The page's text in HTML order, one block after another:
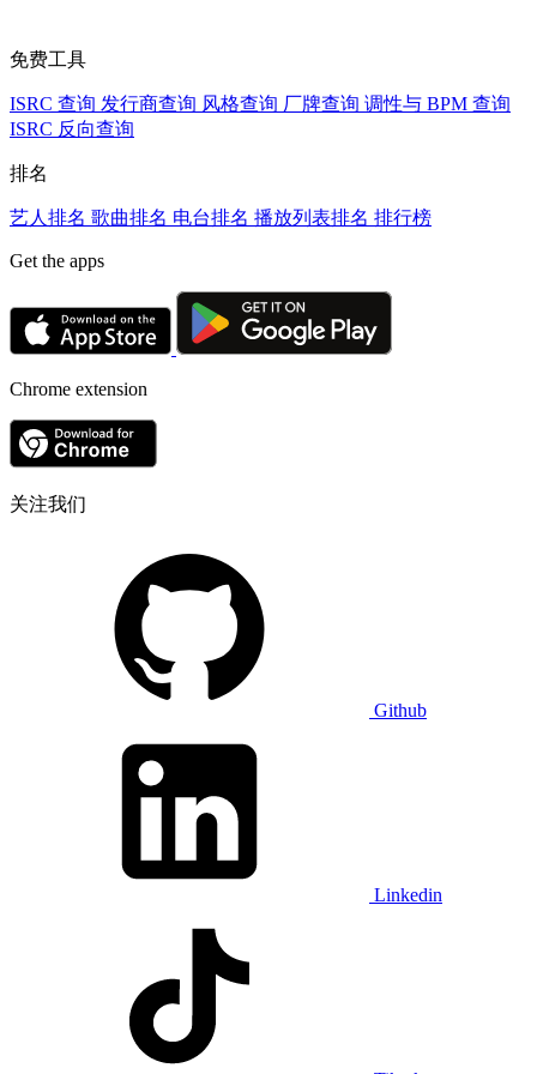
免费工具
ISRC 查询 发行商查询 风格查询 厂牌查询 调性与 BPM 查询
ISRC 反向查询
排名
艺人排名 歌曲排名 电台排名 播放列表排名 排行榜
Get the apps
Chrome extension
关注我们
Github
Linkedin